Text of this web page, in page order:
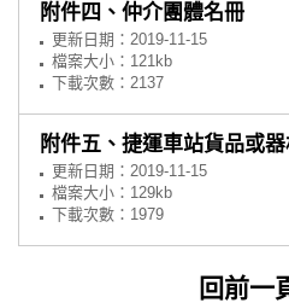
附件四、仲介團體名冊
更新日期： 2019-11-15
檔案大小：121kb
下載次數：2137
附件五、捷運車站貨品或
更新日期： 2019-11-15
檔案大小：129kb
下載次數：1979
回前一